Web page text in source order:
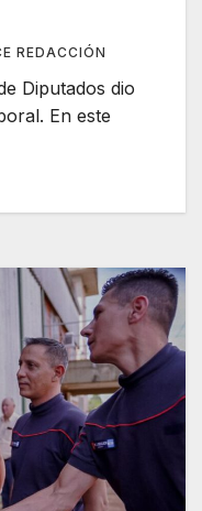
REDACCIÓN
Diputados dio
En este